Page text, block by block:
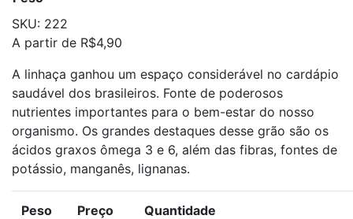
SKU: 222
A partir de R$4,90
A linhaça ganhou um espaço considerável no cardápio
saudável dos brasileiros. Fonte de poderosos
nutrientes importantes para o bem-estar do nosso
organismo. Os grandes destaques desse grão são os
ácidos graxos ômega 3 e 6, além das fibras, fontes de
potássio, manganês, lignanas.
Peso Preço Quantidade